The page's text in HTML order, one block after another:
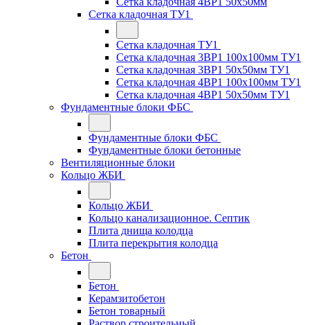
Сетка кладочная ТУ1
Сетка кладочная ТУ1
Сетка кладочная 3ВР1 100x100мм ТУ1
Сетка кладочная 3ВР1 50x50мм ТУ1
Сетка кладочная 4ВР1 100x100мм ТУ1
Сетка кладочная 4ВР1 50x50мм ТУ1
Фундаментные блоки ФБС
Фундаментные блоки ФБС
Фундаментные блоки бетонные
Вентиляционные блоки
Кольцо ЖБИ
Кольцо ЖБИ
Кольцо канализационное. Септик
Плита днища колодца
Плита перекрытия колодца
Бетон
Бетон
Керамзитобетон
Бетон товарный